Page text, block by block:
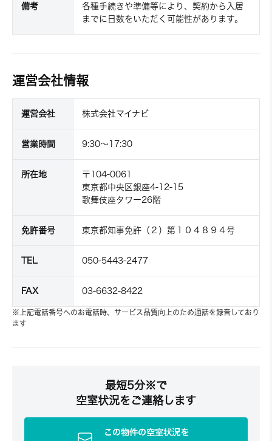
備考
各種手続きや準備等により、契約から入居
までに日数をいただく可能性があります。
運営会社情報
運営会社 株式会社マイナビ
営業時間 9:30～17:30
所在地
〒104-0061
東京都中央区銀座4-12-15
歌舞伎座タワー26階
免許番号 東京都知事免許（２）第１０４８９４号
TEL 050-5443-2477
FAX 03-6632-8422
※上記電話番号へのお電話時、サービス品質向上のため通話を録音しており
ます
最短5分※で
空室状況をご連絡します
この物件の空室状況を